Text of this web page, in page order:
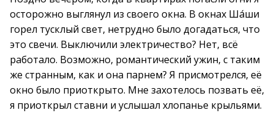
осторожно выглянул из своего окна. В окнах Ша́ши
горел тусклый свет, нетрудно было догадаться, что
это свечи. Выключили электричество? Нет, всё
работало. Возможно, романтический ужин, с таким
же странным, как и она парнем? Я присмотрелся, её
окно было приоткрыто. Мне захотелось позвать её,
я приоткрыл ставни и услышал хлопанье крыльями.